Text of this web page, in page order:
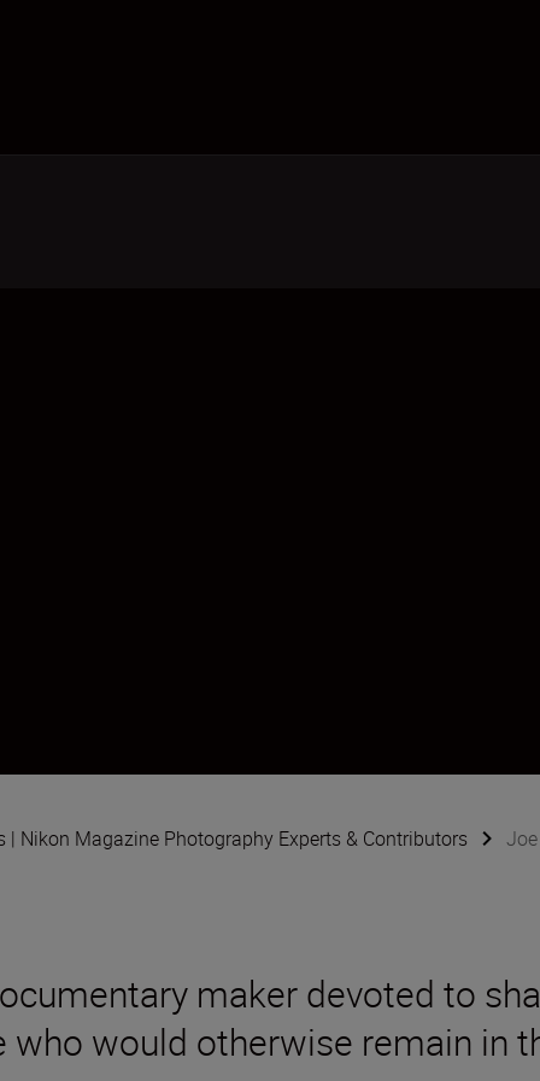
| Nikon Magazine Photography Experts & Contributors
maker devoted to
who would otherwise remain in